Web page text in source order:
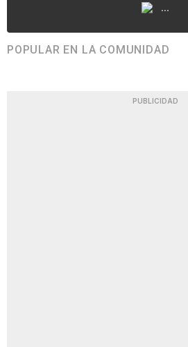
...
POPULAR EN LA COMUNIDAD
PUBLICIDAD